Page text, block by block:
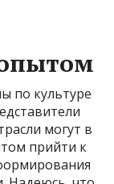
по культуре
могут в
прийти к